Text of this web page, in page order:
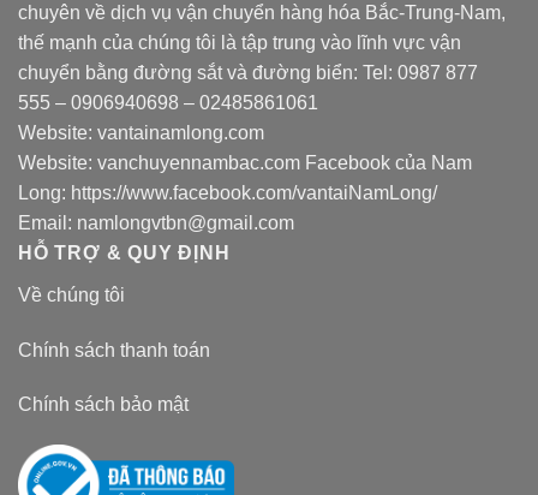
chuyên về dịch vụ vận chuyển hàng hóa Bắc-Trung-Nam,
thế mạnh của chúng tôi là tập trung vào lĩnh vực vận
chuyển bằng đường sắt và đường biển: Tel: 0987 877
555 – 0906940698 – 02485861061
Website: vantainamlong.com
Website: vanchuyennambac.com Facebook của Nam
Long: https://www.facebook.com/vantaiNamLong/
Email: namlongvtbn@gmail.com
HỖ TRỢ & QUY ĐỊNH
Về chúng tôi
Chính sách thanh toán
Chính sách bảo mật